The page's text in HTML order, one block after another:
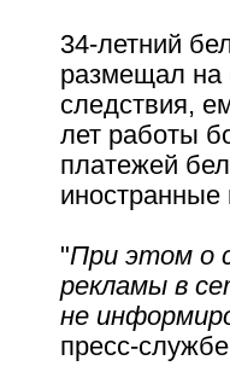
34-летний
размещал на
следствия,
лет работы
платежей
"При этом о
рекламы в
не
пресс-